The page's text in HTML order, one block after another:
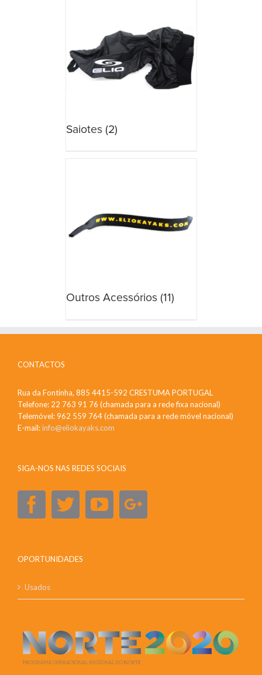
Saiotes (2)
Outros Acessórios (11)
CONTACTOS
Rua da Fontinha, 885 4415-592 CRESTUMA PORTUGAL
Telefone: 22 763 91 76 (chamada para a rede fixa nacional)
Telemóvel: 962 559 764 (chamada para a rede móvel nacional)
E-mail:info@eliokayaks.com
SIGA-NOS NAS REDES SOCIAIS
OPORTUNIDADES
Usados